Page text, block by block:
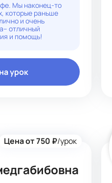
Мы наконец-то
которые раньше
и очень
отличный
и помощь!
урок
Цена от 750 ₽/урок